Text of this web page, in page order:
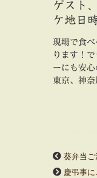
ゲスト
ケ地日
現場で食
ります！
ーにも安心
東京、神奈
葵弁当
慶弔事に